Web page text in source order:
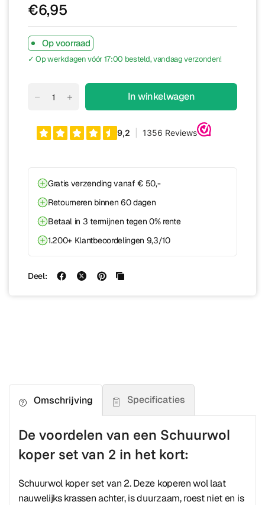
€6,95
Op voorraad
✓ Op werkdagen vóór 17:00 besteld, vandaag verzonden!
In winkelwagen
Gratis verzending vanaf € 50,-
Retourneren binnen 60 dagen
Betaal in 3 termijnen tegen 0% rente
1.200+ Klantbeoordelingen 9,3/10
Deel:
Omschrijving Specificaties
De voordelen van een Schuurwol
koper set van 2 in het kort:
Schuurwol koper set van 2. Deze koperen wol laat
nauwelijks krassen achter, is duurzaam, roest niet en is